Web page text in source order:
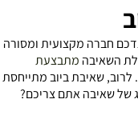
חברה מקצועית ומסורה
השאיבה מתבצעת
שאיבת ביוב מתייחסת
של שאיבה אתם צריכם?